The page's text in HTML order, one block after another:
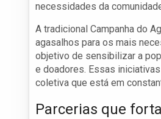
necessidades da
A tradicional Campanha do
agasalhos para os mais
objetivo de sensibilizar a
e doadores. Essas
coletiva que está em
Parcerias que